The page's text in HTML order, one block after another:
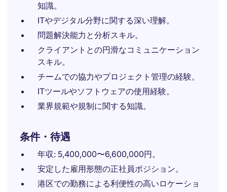
知識。
ITやデジタル分野に関する深い理解。
問題解決能力と分析スキル。
クライアントとの円滑なコミュニケーション
スキル。
チームでの協力やプロジェクト管理の経験。
ITツールやソフトウェアの使用経験。
業界規範や規制に関する知識。
条件・待遇
年収: 5,400,000〜6,600,000円。
安定した雇用形態の正社員ポジション。
港区での勤務による利便性の高いロケーショ